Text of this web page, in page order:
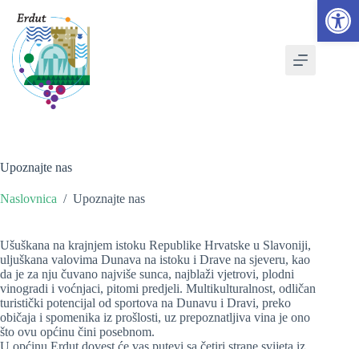
Open toolbar
content
Upoznajte nas
Naslovnica / Upoznajte nas
Ušuškana na krajnjem istoku Republike Hrvatske u Slavoniji,
uljuškana valovima Dunava na istoku i Drave na sjeveru, kao
da je za nju čuvano najviše sunca, najblaži vjetrovi, plodni
vinogradi i voćnjaci, pitomi predjeli. Multikulturalnost, odličan
turistički potencijal od sportova na Dunavu i Dravi, preko
običaja i spomenika iz prošlosti, uz prepoznatljiva vina je ono
što ovu općinu čini posebnom.